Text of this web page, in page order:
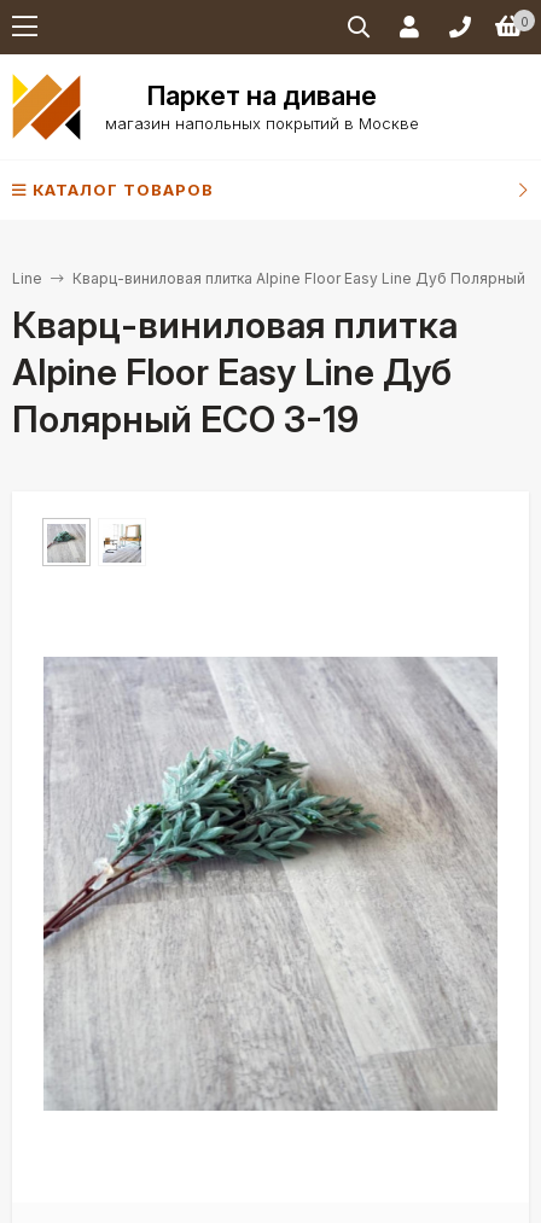
0
Паркет на диване
магазин напольных покрытий в Москве
КАТАЛОГ ТОВАРОВ
Line Кварц-виниловая плитка Alpine Floor Easy Line Дуб Полярный
Кварц-виниловая плитка
Alpine Floor Easy Line Дуб
Полярный ECO 3-19